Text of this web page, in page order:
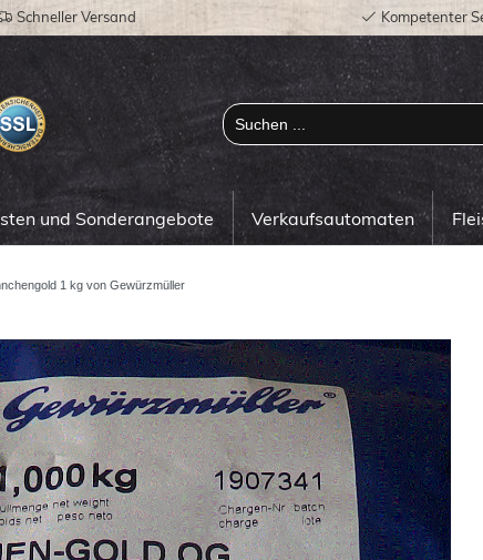
Schneller Versand Kompetenter
und Sonderangebote Verkaufsautomaten
1 kg von Gewürzmüller